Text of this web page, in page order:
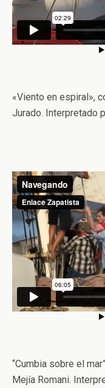
«Viento en espiral»,
Jurado. Interpretado
“Cumbia sobre el
Mejía Romani.